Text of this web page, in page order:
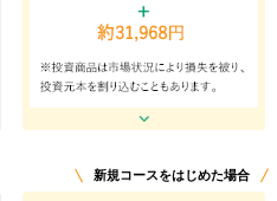
新規コースをはじめた場合